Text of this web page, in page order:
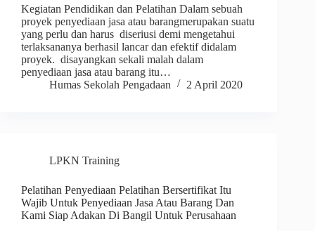
Kegiatan Pendidikan dan Pelatihan Dalam sebuah
proyek penyediaan jasa atau barangmerupakan suatu
yang perlu dan harus diseriusi demi mengetahui
terlaksananya berhasil lancar dan efektif didalam
proyek. disayangkan sekali malah dalam
penyediaan jasa atau barang itu…
Humas Sekolah Pengadaan
2 April 2020
LPKN Training
Pelatihan Penyediaan Pelatihan Bersertifikat Itu
Wajib Untuk Penyediaan Jasa Atau Barang Dan
Kami Siap Adakan Di Bangil Untuk Perusahaan